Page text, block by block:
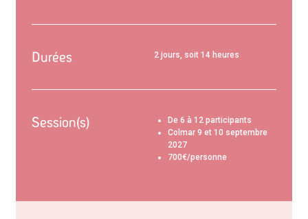
Durées 2 jours, soit 14 heures
Session(s)
De 6 à 12 participants
Colmar 9 et 10 septembre
2027
700€/personne